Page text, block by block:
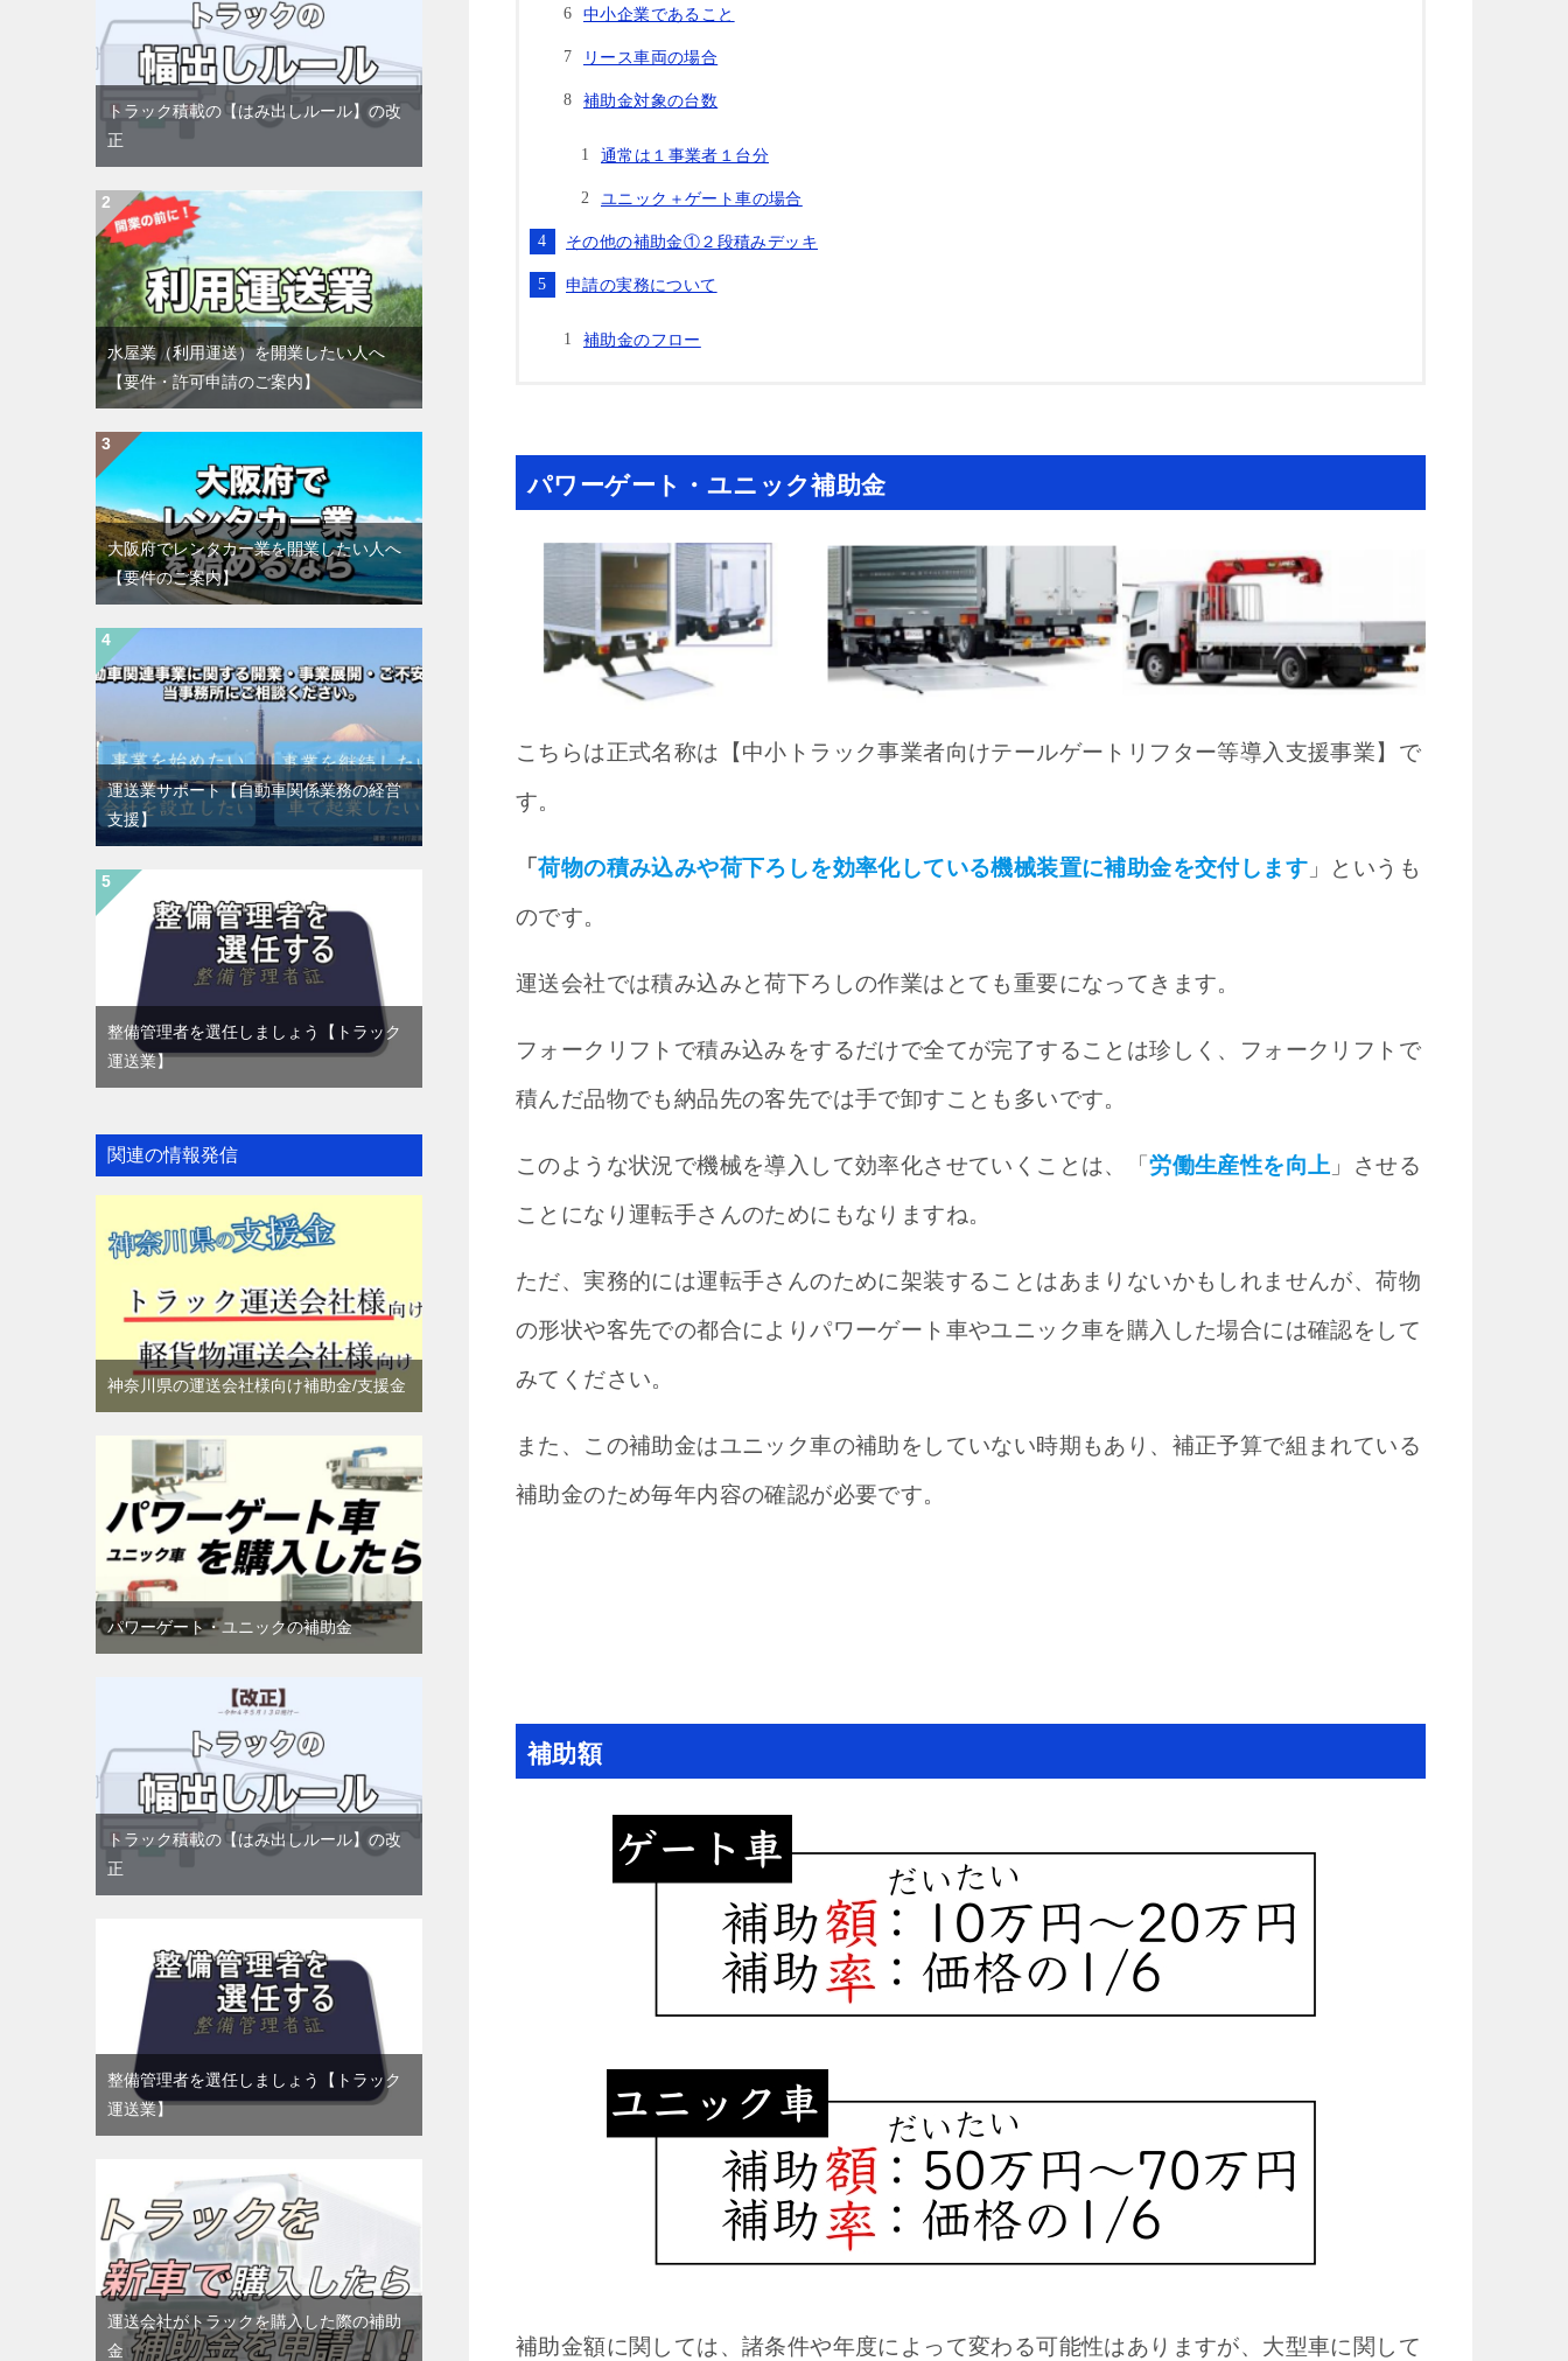
中小企業であること
リース車両の場合
補助金対象の台数
通常は１事業者１台分
ユニック＋ゲート車の場合
その他の補助金①２段積みデッキ
申請の実務について
補助金のフロー
パワーゲート・ユニック補助金
こちらは正式名称は【中小トラック事業者向けテールゲートリフター等導入支援事業】で
す。
「荷物の積み込みや荷下ろしを効率化している機械装置に補助金を交付します 」というも
のです。
運送会社では積み込みと荷下ろしの作業はとても重要になってきます。
フォークリフトで積み込みをするだけで全てが完了することは珍しく、フォークリフトで
積んだ品物でも納品先の客先では手で卸すことも多いです。
このような状況で機械を導入して効率化させていくことは、「労働生産性を向上 」させる
ことになり運転手さんのためにもなりますね。
ただ、実務的には運転手さんのために架装することはあまりないかもしれませんが、荷物
の形状や客先での都合によりパワーゲート車やユニック車を購入した場合には確認をして
みてください。
また、この補助金はユニック車の補助をしていない時期もあり、補正予算で組まれている
補助金のため毎年内容の確認が必要です。
補助額
補助金額に関しては、諸条件や年度によって変わる可能性はありますが、大型車に関して
トラック積載の【はみ出しルール】の改
正
水屋業（利用運送）を開業したい人へ
【要件・許可申請のご案内】
大阪府でレンタカー業を開業したい人へ
【要件のご案内】
運送業サポート【自動車関係業務の経営
支援】
整備管理者を選任しましょう【トラック
運送業】
関連の情報発信
神奈川県の運送会社様向け補助金/支援金
パワーゲート・ユニックの補助金
トラック積載の【はみ出しルール】の改
正
整備管理者を選任しましょう【トラック
運送業】
運送会社がトラックを購入した際の補助
金